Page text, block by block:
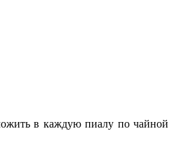
в каждую пиалу по чайной